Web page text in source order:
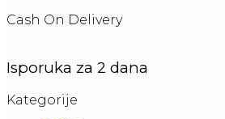
Cash On Delivery
Isporuka za 2 dana
Kategorije